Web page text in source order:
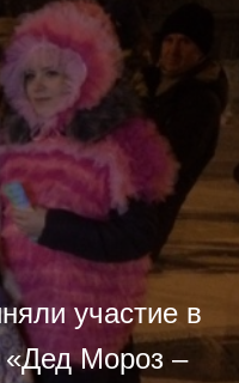
участие в
«Дед Мороз –